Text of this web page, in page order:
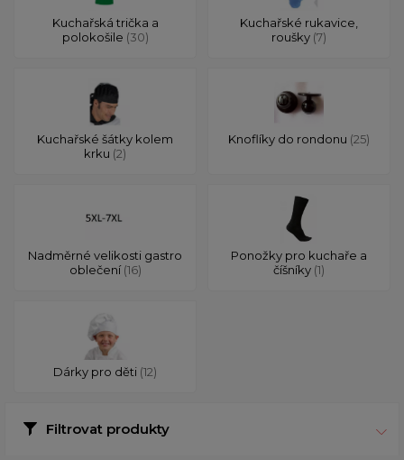
Kuchařská trička a
polokošile (30)
Kuchařské rukavice,
roušky (7)
Kuchařské šátky kolem
krku (2)
Knoflíky do rondonu (25)
Nadměrné velikosti gastro
oblečení(16)
Ponožky pro kuchaře a
číšníky (1)
Dárky pro děti (12)
Filtrovat produkty